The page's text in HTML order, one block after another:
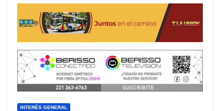
INTERÉS GENERAL